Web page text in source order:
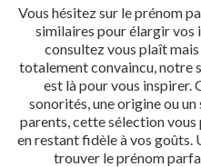
Vous hésitez sur le prénom
similaires pour élargir vos
consultez vous plaît mais
totalement convaincu, notre
est là pour vous inspirer.
sonorités, une origine ou
parents, cette sélection
en restant fidèle à vos goûts.
trouver le prénom